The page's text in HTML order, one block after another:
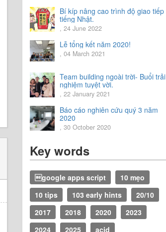
Bí kíp nâng cao trình độ giao tiếp
tiếng Nhật.
, 24 June 2022
Lễ tổng kết năm 2020!
, 04 March 2021
Team building ngoài trời- Buổi trải
nghiệm tuyệt vời.
, 22 January 2021
Báo cáo nghiên cứu quý 3 năm
2020
, 30 October 2020
Key words
google apps script
10 mẹo
10 tips
103 early hints
20/10
2017
2018 2020
2023
2024
2025
acid